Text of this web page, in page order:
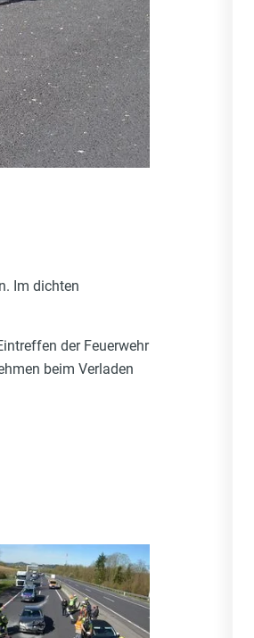
Im dichten
der Feuerwehr
beim Verladen